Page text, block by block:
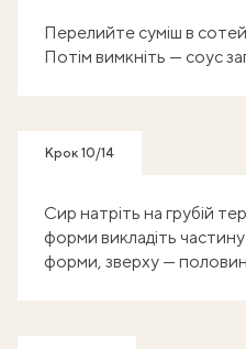
Перелийте суміш в
Потім вимкніть — соус
Крок 10/14
Сир натріть на грубій
форми викладіть
форми, зверху —